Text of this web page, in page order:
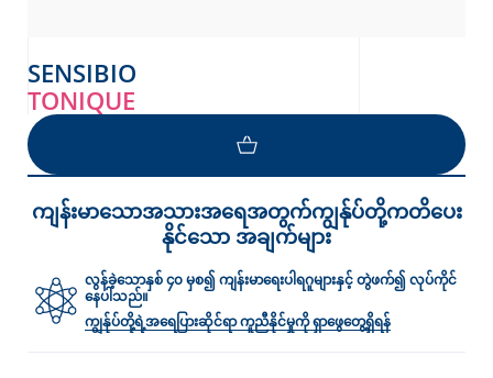
SENSIBIO
TONIQUE
ကျန်းမာသောအသားအရေအတွက်ကျွန်ုပ်တို့ကတိပေး
နိုင်သော အချက်များ
လွန်ခဲ့သောနှစ် ၄၀ မှစ၍ ကျန်းမာရေးပါရဂူများနှင့် တွဲဖက်၍ လုပ်ကိုင်
နေပါသည်။
ကျွန်ုပ်တို့ရဲ့အရေပြားဆိုင်ရာ ကူညီနိုင်မှုကို ရှာဖွေတွေ့ရှိရန်